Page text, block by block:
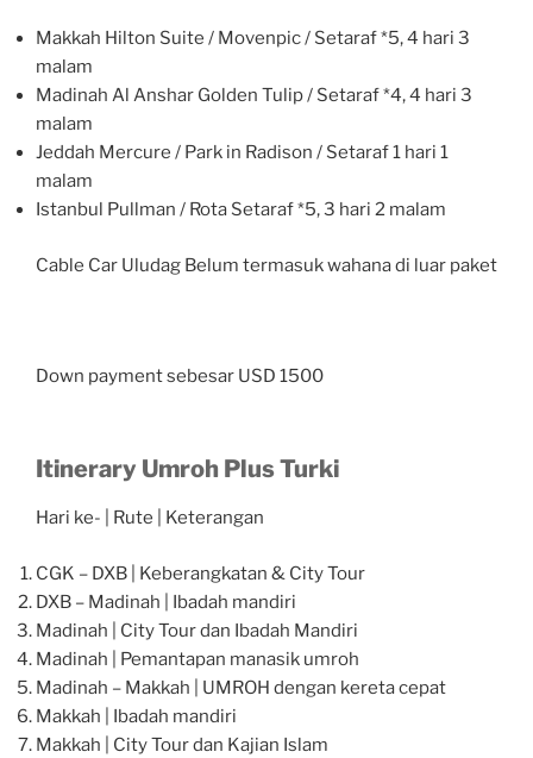
Makkah Hilton Suite / Movenpic / Setaraf *5, 4 hari 3
malam
Madinah Al Anshar Golden Tulip / Setaraf *4, 4 hari 3
malam
Jeddah Mercure / Park in Radison / Setaraf 1 hari 1
malam
Istanbul Pullman / Rota Setaraf *5, 3 hari 2 malam
Cable Car Uludag Belum termasuk wahana di luar paket
Down payment sebesar USD 1500
Itinerary Umroh Plus Turki
Hari ke- | Rute | Keterangan
CGK – DXB | Keberangkatan & City Tour
DXB – Madinah | Ibadah mandiri
Madinah | City Tour dan Ibadah Mandiri
Madinah | Pemantapan manasik umroh
Madinah – Makkah | UMROH dengan kereta cepat
Makkah | Ibadah mandiri
Makkah | City Tour dan Kajian Islam